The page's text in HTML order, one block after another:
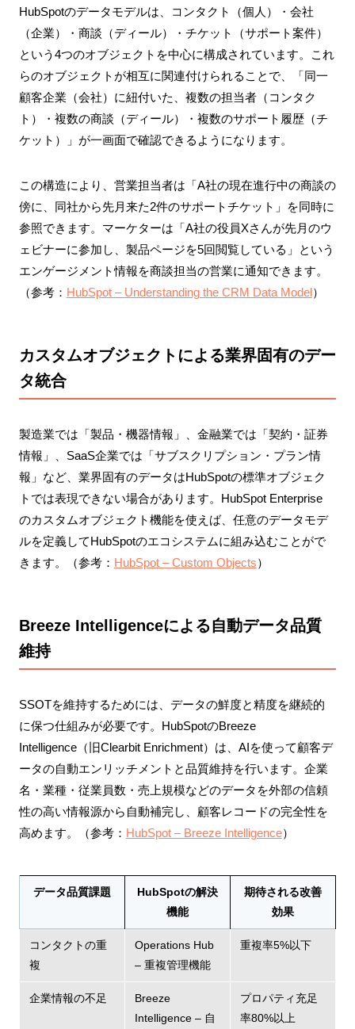
HubSpotのデータモデルは、コンタクト（個人）・会社
（企業）・商談（ディール）・チケット（サポート案件）
という4つのオブジェクトを中心に構成されています。これ
らのオブジェクトが相互に関連付けられることで、「同一
顧客企業（会社）に紐付いた、複数の担当者（コンタク
ト）・複数の商談（ディール）・複数のサポート履歴（チ
ケット）」が一画面で確認できるようになります。
この構造により、営業担当者は「A社の現在進行中の商談の
傍に、同社から先月来た2件のサポートチケット」を同時に
参照できます。マーケターは「A社の役員Xさんが先月のウ
ェビナーに参加し、製品ページを5回閲覧している」という
エンゲージメント情報を商談担当の営業に通知できます。
（参考： HubSpot – Understanding the CRM Data Model）
カスタムオブジェクトによる業界固有のデー
タ統合
製造業では「製品・機器情報」、金融業では「契約・証券
情報」、SaaS企業では「サブスクリプション・プラン情
報」など、業界固有のデータはHubSpotの標準オブジェク
トでは表現できない場合があります。HubSpot Enterprise
のカスタムオブジェクト機能を使えば、任意のデータモデ
ルを定義してHubSpotのエコシステムに組み込むことがで
きます。（参考： HubSpot – Custom Objects）
Breeze Intelligenceによる自動データ品質
維持
SSOTを維持するためには、データの鮮度と精度を継続的
に保つ仕組みが必要です。HubSpotのBreeze
Intelligence（旧Clearbit Enrichment）は、AIを使って顧客デ
ータの自動エンリッチメントと品質維持を行います。企業
名・業種・従業員数・売上規模などのデータを外部の信頼
性の高い情報源から自動補完し、顧客レコードの完全性を
高めます。（参考： HubSpot – Breeze Intelligence）
データ品質課題
HubSpotの解決
機能
期待される改善
効果
コンタクトの重
複
Operations Hub
– 重複管理機能
重複率5%以下
企業情報の不足
Breeze
Intelligence – 自
プロパティ充足
率80%以上